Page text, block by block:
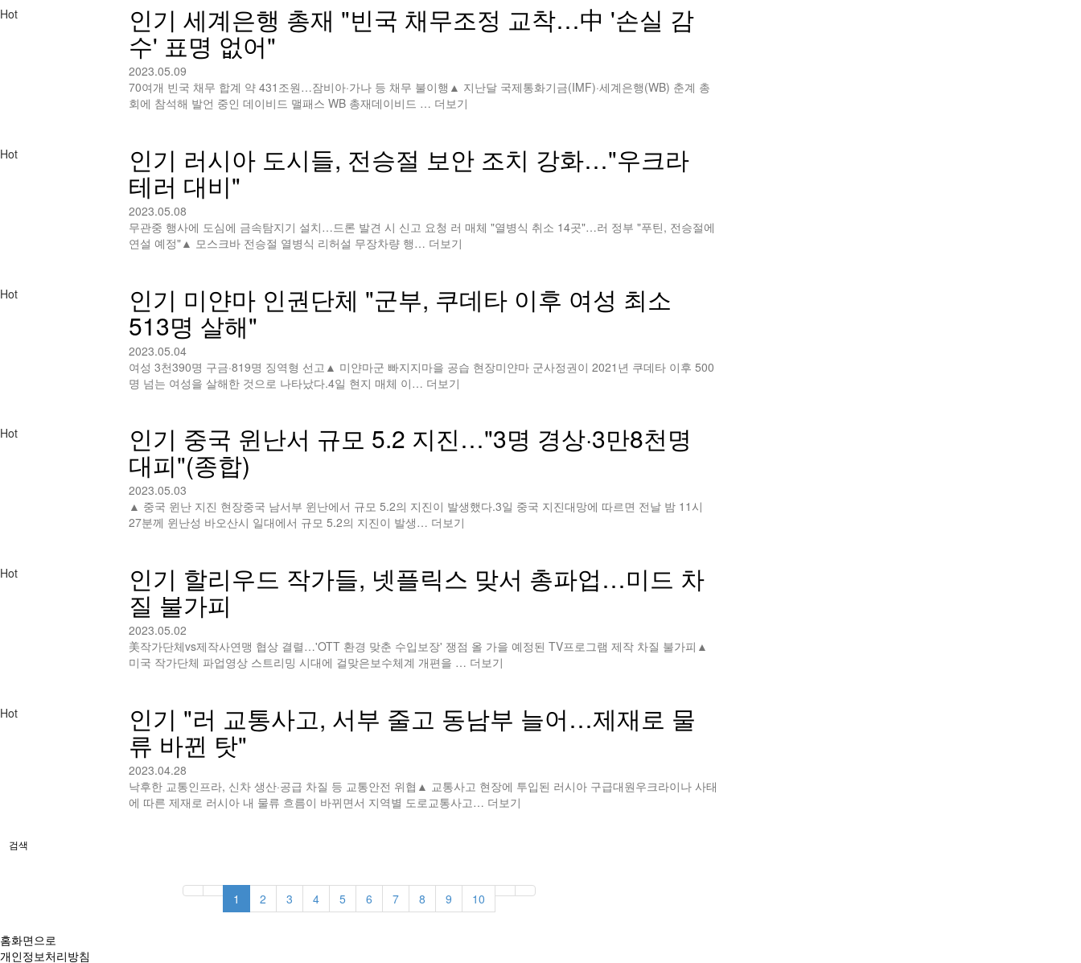
Hot 인기 세계은행 총재 "빈국 채무조정 교착…中 '손실 감
수' 표명 없어"
2023.05.09
70여개 빈국 채무 합계 약 431조원…잠비아·가나 등 채무 불이행▲ 지난달 국제통화기금(IMF)·세계은행(WB) 춘계 총
회에 참석해 발언 중인 데이비드 맬패스 WB 총재데이비드 … 더보기
Hot 인기 러시아 도시들, 전승절 보안 조치 강화…"우크라
테러 대비"
2023.05.08
무관중 행사에 도심에 금속탐지기 설치…드론 발견 시 신고 요청 러 매체 "열병식 취소 14곳"…러 정부 "푸틴, 전승절에
연설 예정" ▲ 모스크바 전승절 열병식 리허설 무장차량 행… 더보기
Hot 인기 미얀마 인권단체 "군부, 쿠데타 이후 여성 최소
513명 살해"
2023.05.04
여성 3천390명 구금·819명 징역형 선고▲ 미얀마군 빠지지마을 공습 현장미얀마 군사정권이 2021년 쿠데타 이후 500
명 넘는 여성을 살해한 것으로 나타났다.4일 현지 매체 이… 더보기
Hot 인기 중국 윈난서 규모 5.2 지진…"3명 경상·3만8천명
대피"(종합)
2023.05.03
▲ 중국 윈난 지진 현장중국 남서부 윈난에서 규모 5.2의 지진이 발생했다.3일 중국 지진대망에 따르면 전날 밤 11시
27분께 윈난성 바오산시 일대에서 규모 5.2의 지진이 발생… 더보기
Hot 인기 할리우드 작가들, 넷플릭스 맞서 총파업…미드 차
질 불가피
2023.05.02
美작가단체vs제작사연맹 협상 결렬…'OTT 환경 맞춘 수입보장' 쟁점 올 가을 예정된 TV프로그램 제작 차질 불가피▲
미국 작가단체 파업영상 스트리밍 시대에 걸맞은보수체계 개편을 … 더보기
Hot 인기 "러 교통사고, 서부 줄고 동남부 늘어…제재로 물
류 바뀐 탓"
2023.04.28
낙후한 교통인프라, 신차 생산·공급 차질 등 교통안전 위협▲ 교통사고 현장에 투입된 러시아 구급대원우크라이나 사태
에 따른 제재로 러시아 내 물류 흐름이 바뀌면서 지역별 도로교통사고… 더보기
검색
1 2 3 4 5 6 7 8 9 10
홈화면으로
개인정보처리방침